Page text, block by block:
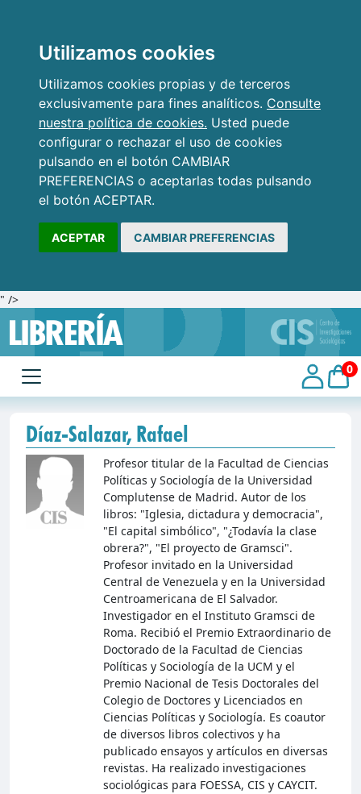
Utilizamos cookies
Utilizamos cookies propias y de terceros
exclusivamente para fines analíticos. Consulte
nuestra política de cookies. Usted puede
configurar o rechazar el uso de cookies
pulsando en el botón CAMBIAR
PREFERENCIAS o aceptarlas todas pulsando
el botón ACEPTAR.
ACEPTAR CAMBIAR PREFERENCIAS
" />
0
Díaz-Salazar, Rafael
Profesor titular de la Facultad de Ciencias
Políticas y Sociología de la Universidad
Complutense de Madrid. Autor de los
libros: "Iglesia, dictadura y democracia",
"El capital simbólico", "¿Todavía la clase
obrera?", "El proyecto de Gramsci".
Profesor invitado en la Universidad
Central de Venezuela y en la Universidad
Centroamericana de El Salvador.
Investigador en el Instituto Gramsci de
Roma. Recibió el Premio Extraordinario de
Doctorado de la Facultad de Ciencias
Políticas y Sociología de la UCM y el
Premio Nacional de Tesis Doctorales del
Colegio de Doctores y Licenciados en
Ciencias Políticas y Sociología. Es coautor
de diversos libros colectivos y ha
publicado ensayos y artículos en diversas
revistas. Ha realizado investigaciones
sociológicas para FOESSA, CIS y CAYCIT.